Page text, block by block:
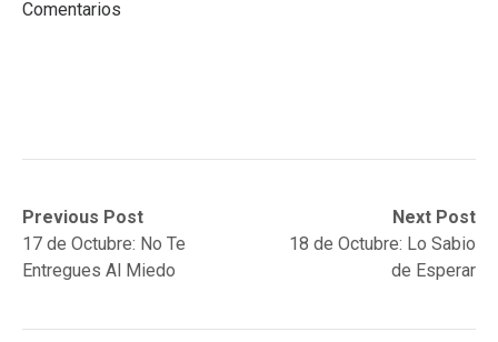
Comentarios
Post
navigation
Previous Post
Previous
post:17 de Octubre: No Te
Entregues Al Miedo
Next Post
Next
post:
18 de Octubre: Lo Sabio
de Esperar